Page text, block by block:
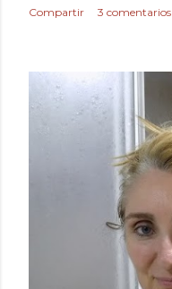
Compartir 3 comentarios